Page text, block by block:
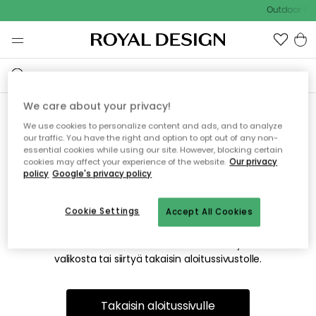
Outdoor
Emme valitettavasti löydä
etsimääsi sivua
Tämä voi johtua siitä, että sivua ei enää ole tai siitä, että se
on siirretty muualle. Pahoittelemme tästä mahdollisesti
valikosta tai siirtyä takaisin aloitussivustolle.
Takaisin aloitussivulle
We care about your privacy!
We use cookies to personalize content and ads, and to analyze
our traffic. You have the right and option to opt out of any non-
essential cookies while using our site. However, blocking certain
cookies may affect your experience of the website. Our privacy
policy Google's privacy policy
Accept All Cookies
Cookie Settings